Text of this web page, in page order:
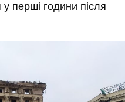
перші години після